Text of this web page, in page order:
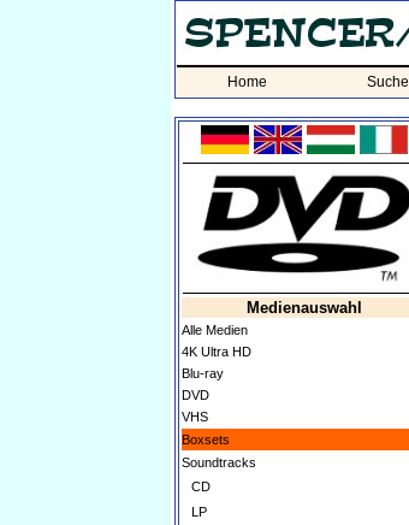
Home Suche
Medienauswahl
Alle Medien
4K Ultra HD
Blu-ray
DVD
VHS
Boxsets
Soundtracks
CD
LP